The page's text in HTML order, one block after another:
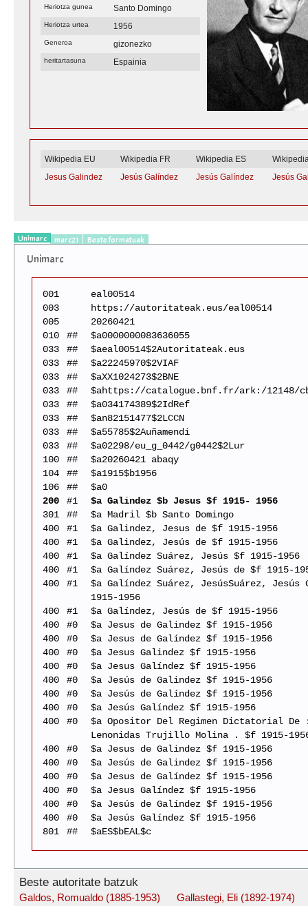
Heriotza gunea Santo Domingo
Heriotza urtea 1956
Generoa gizonezko
heritartasuna Espainia
Wikipedia EU Wikipedia FR Wikipedia ES
Jesus Galindez
Jesús Galíndez Jesús Galíndez Jesús
Unimarc marc21 Beste formatuak
Unimarc
001
eal00514
003
https://autoritateak.eus/eal00514
005
20260421
010
##
$a0000000083636055
033
##
$aeal00514$2Autoritateak.eus
033
##
$a22245970$2VIAF
033
##
$aXX1024273$2BNE
033
##
$ahttps://catalogue.bnf.fr/ark:/12148/
033
##
$a034174389$2IdRef
033
##
$an82151477$2LCCN
033
##
$a55785$2Auñamendi
033
##
$a02298/eu_g_0442/g0442$2Lur
100
##
$a20260421 abaqy
104
##
$a1915$b1956
106
##
$a0
200
#1
$a Galindez $b Jesus $f 1915- 1956
301
##
$a Madril $b Santo Domingo
400
#1
$a Galindez, Jesus de $f 1915-1956
400
#1
$a Galindez, Jesús de $f 1915-1956
400
#1
$a Galíndez Suárez, Jesús $f 1915-1956
400
#1
$a Galíndez Suárez, Jesús de $f 1915-
400
#1
$a Galíndez Suárez, JesúsSuárez, Jesús
1915-1956
400
#1
$a Galíndez, Jesús de $f 1915-1956
400
#0
$a Jesus de Galindez $f 1915-1956
400
#0
$a Jesus de Galíndez $f 1915-1956
400
#0
$a Jesus Galindez $f 1915-1956
400
#0
$a Jesus Galíndez $f 1915-1956
400
#0
$a Jesús de Galindez $f 1915-1956
400
#0
$a Jesús de Galíndez $f 1915-1956
400
#0
$a Jesús Galíndez $f 1915-1956
400
#0
$a Opositor Del Regimen Dictatorial De
Lenonidas Trujillo Molina . $f 1915-
400
#0
$a Jesus de Galindez $f 1915-1956
400
#0
$a Jesús de Galindez $f 1915-1956
400
#0
$a Jesus de Galíndez $f 1915-1956
400
#0
$a Jesus Galíndez $f 1915-1956
400
#0
$a Jesús de Galíndez $f 1915-1956
400
#0
$a Jesús Galíndez $f 1915-1956
801
## $aES$bEAL$c
Beste autoritate batzuk
Galdos, Romualdo (1885-1953)
Gallastegi, Eli (1892-1974)